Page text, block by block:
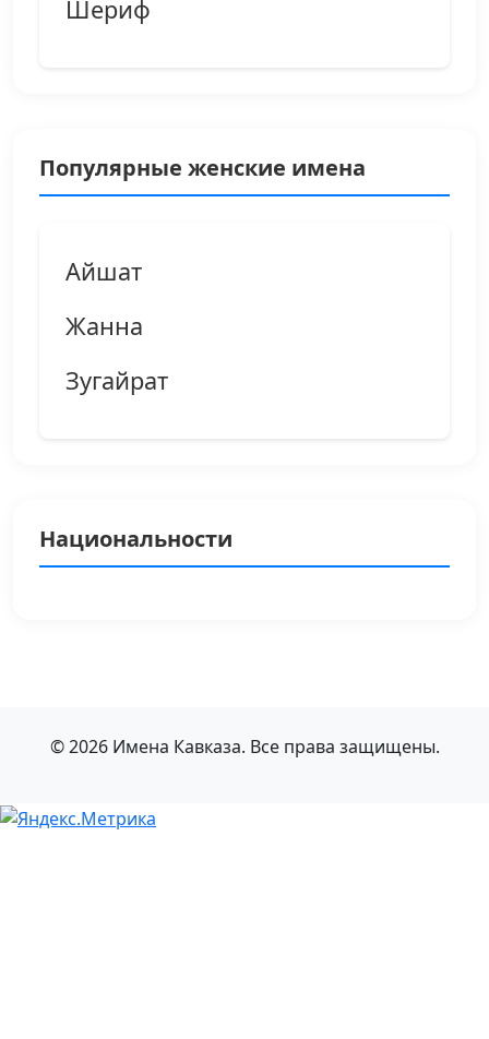
Шериф
Популярные женские имена
Айшат
Жанна
Зугайрат
Национальности
© 2026 Имена Кавказа. Все права защищены.